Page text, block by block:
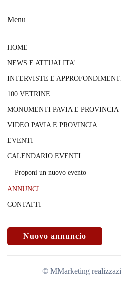
Menu
HOME
NEWS E ATTUALITA'
INTERVISTE E
100 VETRINE
MONUMENTI PAVIA E PROVINCIA
VIDEO PAVIA E PROVINCIA
EVENTI
CALENDARIO EVENTI
Proponi un nuovo evento
ANNUNCI
CONTATTI
Nuovo annuncio
© MMarketing